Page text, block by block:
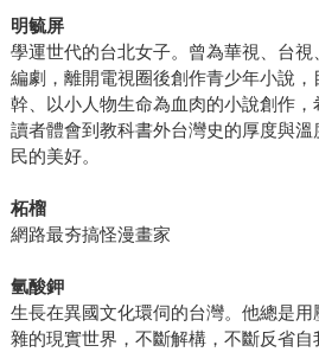
明毓屏
學運世代的台北女子。曾為華視、台視
編劇，離開電視圈後創作青少年小說
幹、以小人物生命為血肉的小說創作
讀者體會到教科書外台灣史的厚度與溫
民的美好。
柘榴
網路最夯搞怪漫畫家
氫酸鉀
生長在異國文化環伺的台灣。他總是
雜的現實世界，不斷解構，不斷反省